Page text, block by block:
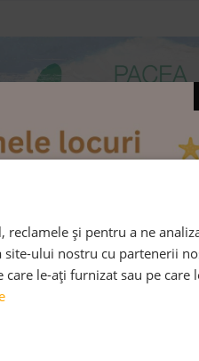
Educație pentru
nu este o destinație, pacea
și pentru a ne
ului nostru cu partenerii
le-ați furnizat sau pe care